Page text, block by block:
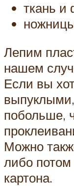
ткань и
Лепим
нашем
Если вы
побольше,
Можно
либо потом
картона.